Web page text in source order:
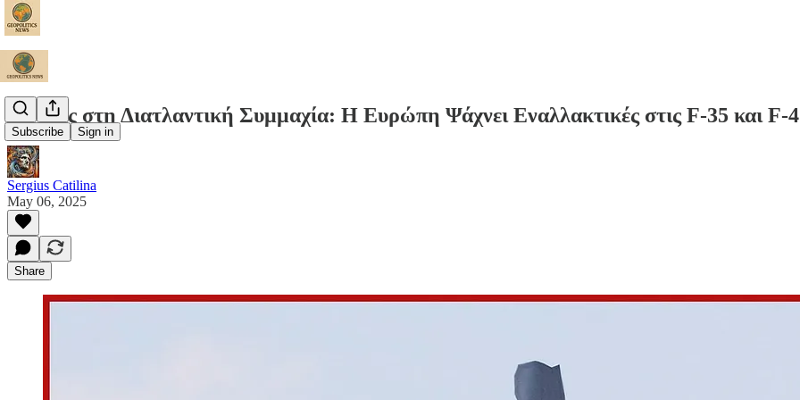
Subscribe Sign in
Ρωγμές στη Διατλαντική Συμμαχία: Η Ευρώπη Ψάχνει Εναλλακτικές στις F-35 και F-
Sergius Catilina
May 06, 2025
Share